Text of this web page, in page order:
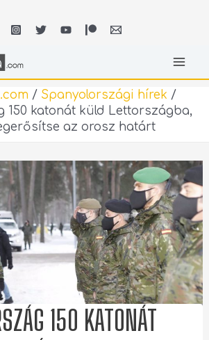
/ Spanyolországi hírek /
150 katonát küld Lettországba,
az orosz határt
150 KATONÁT